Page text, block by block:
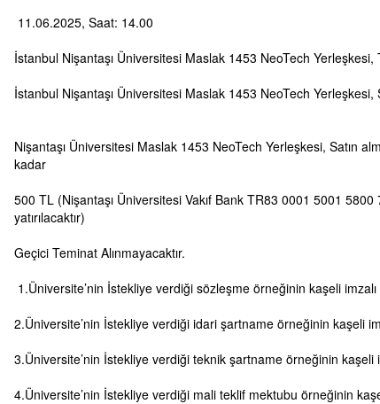
11.06.2025, Saat: 14.00
İstanbul Nişantaşı Üniversitesi Maslak 1453 NeoTech Yerleşkesi,
İstanbul Nişantaşı Üniversitesi Maslak 1453 NeoTech
Nişantaşı Üniversitesi Maslak 1453 NeoTech Yerleşkesi,
kadar
500 TL (Nişantaşı Üniversitesi Vakıf Bank TR83 0001 5001
yatırılacaktır)
Geçici Teminat Alınmayacaktır.
1.Üniversite’nin İstekliye verdiği sözleşme örneğinin kaşeli
2.Üniversite’nin İstekliye verdiği idari şartname örneğinin kaşeli
3.Üniversite’nin İstekliye verdiği teknik şartname örneğinin kaşeli
4.Üniversite’nin İstekliye verdiği mali teklif mektubu örneğinin